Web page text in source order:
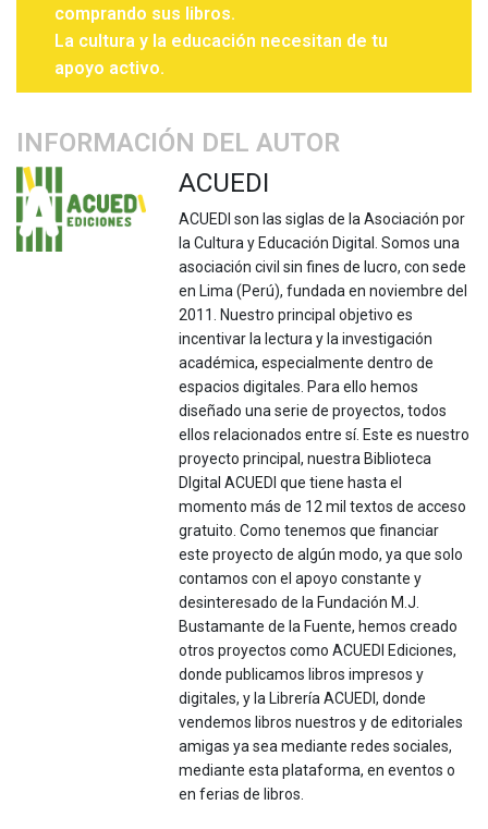
comprando sus libros.
La cultura y la educación necesitan de tu
apoyo activo.
INFORMACIÓN DEL AUTOR
ACUEDI
ACUEDI son las siglas de la Asociación por
la Cultura y Educación Digital. Somos una
asociación civil sin fines de lucro, con sede
en Lima (Perú), fundada en noviembre del
2011. Nuestro principal objetivo es
incentivar la lectura y la investigación
académica, especialmente dentro de
espacios digitales. Para ello hemos
diseñado una serie de proyectos, todos
ellos relacionados entre sí. Este es nuestro
proyecto principal, nuestra Biblioteca
DIgital ACUEDI que tiene hasta el
momento más de 12 mil textos de acceso
gratuito. Como tenemos que financiar
este proyecto de algún modo, ya que solo
contamos con el apoyo constante y
desinteresado de la Fundación M.J.
Bustamante de la Fuente, hemos creado
otros proyectos como ACUEDI Ediciones,
donde publicamos libros impresos y
digitales, y la Librería ACUEDI, donde
vendemos libros nuestros y de editoriales
amigas ya sea mediante redes sociales,
mediante esta plataforma, en eventos o
en ferias de libros.